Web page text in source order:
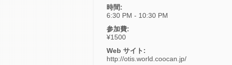
時間:
6:30 PM - 10:30 PM
参加費:
¥1500
Web サイト:
http://otis.world.coocan.jp/